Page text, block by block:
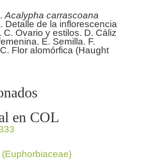
Acalypha carrascoana
Detalle de la inflorescencia
C. Ovario y estilos. D. Cáliz
E. Semilla. F.
Flor alomórfica (Haught
en COL